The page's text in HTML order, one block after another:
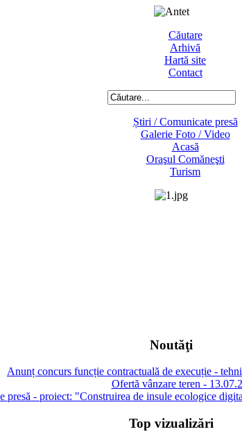
Căutare
Arhivă
Hartă site
Contact
Știri / Comunicate presă
Galerie Foto / Video
Acasă
Oraşul Comăneşti
Turism
Noutăţi
Anunț concurs funcție contractuală de execuție -
Ofertă vânzare teren -
presă - proiect: "Construirea de insule ecologice
Top vizualizări